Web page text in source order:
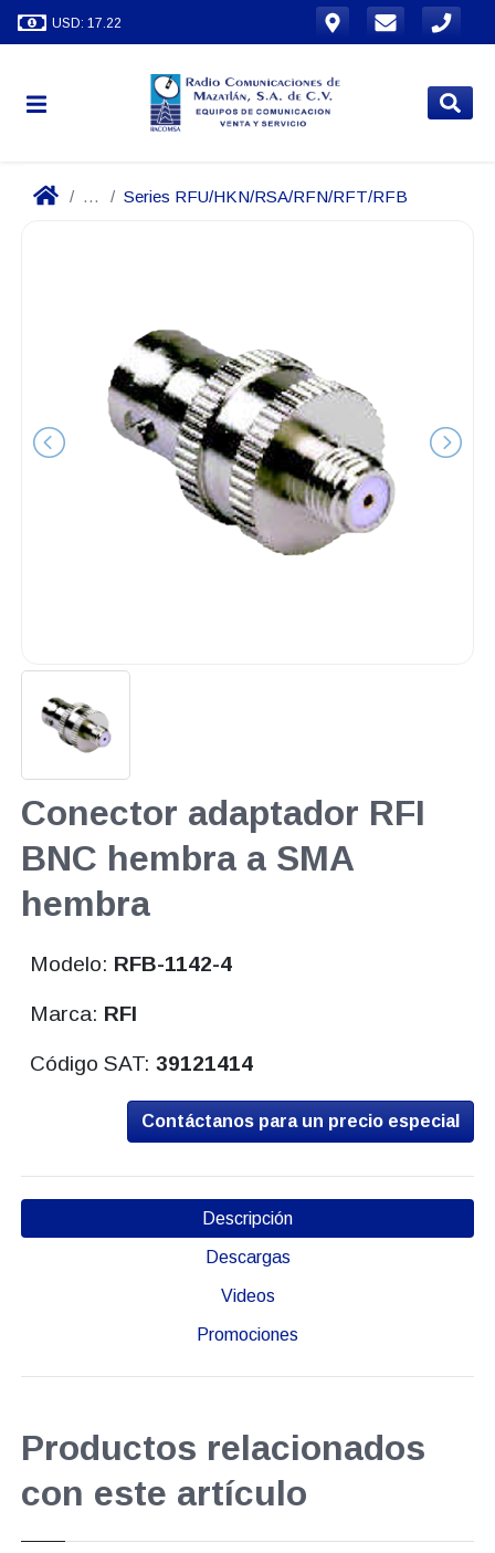
USD: 17.22
... Series RFU/HKN/RSA/RFN/RFT/RFB
Conector adaptador RFI
BNC hembra a SMA
hembra
Modelo: RFB-1142-4
Marca: RFI
Código SAT:39121414
Contáctanos para un precio especial
Descripción
Descargas
Videos
Promociones
Productos relacionados
con este artículo